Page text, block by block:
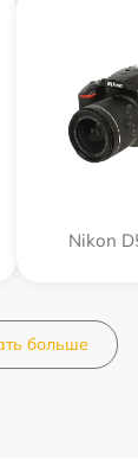
Nikon
больше